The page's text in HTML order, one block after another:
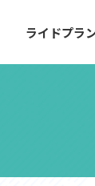
ライドプラ